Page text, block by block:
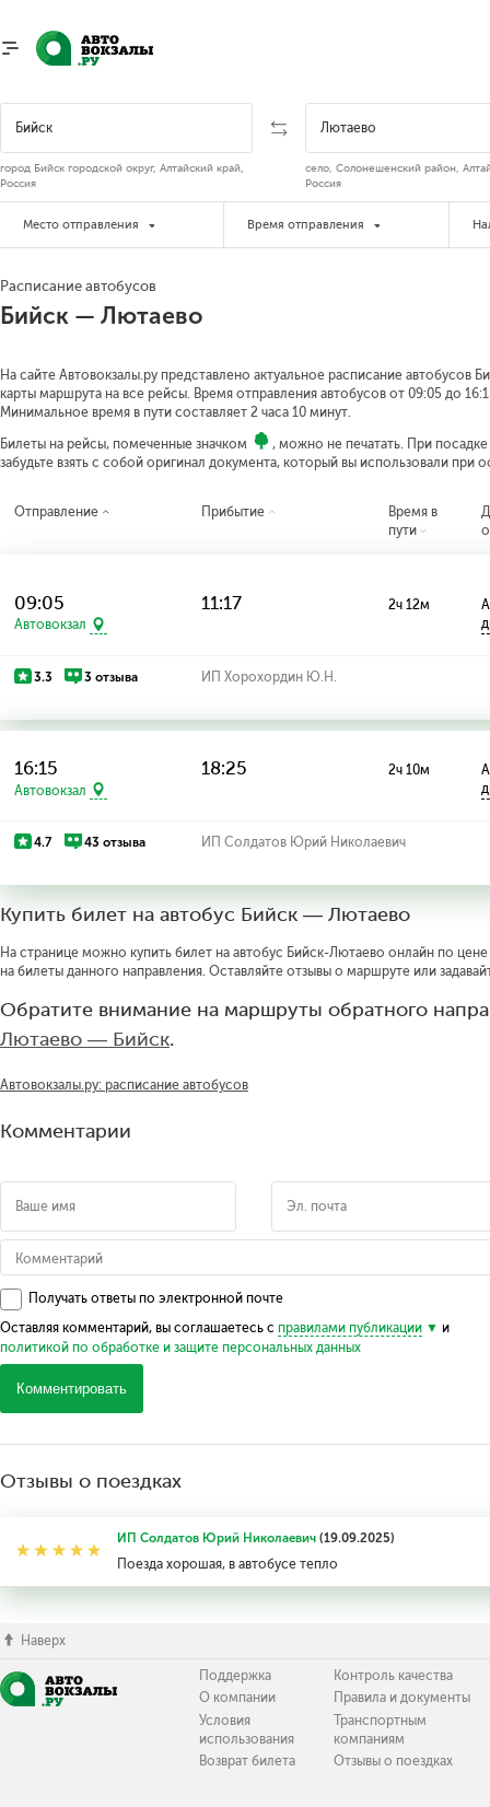
город Бийск городской округ, Алтайский край,
Россия
село, Солонешенский район,
Россия
Место отправления Время отправления
Расписание автобусов
Бийск — Лютаево
На сайте Автовокзалы.ру представлено актуальное расписание автобусов
карты маршрута на все рейсы. Время отправления автобусов от 09:05 до
Минимальное время в пути составляет 2 часа 10 минут.
Билеты на рейсы, помеченные значком
, можно не печатать. При
забудьте взять с собой оригинал документа, который вы использовали при
Отправление Прибытие
Время в
пути
09:05
Автовокзал
11:17 2ч 12м
3.3 3 отзыва ИП Хорохордин Ю.Н.
16:15
Автовокзал
18:25 2ч 10м
4.7 43 отзыва ИП Солдатов Юрий Николаевич
Купить билет на автобус Бийск — Лютаево
На странице можно купить билет на автобус Бийск-Лютаево онлайн по
на билеты данного направления. Оставляйте отзывы о маршруте или
Обратите внимание на маршруты обратного
Лютаево — Бийск.
Автовокзалы.ру: расписание автобусов
Комментарии
Получать ответы по электронной почте
Оставляя комментарий, вы соглашаетесь с правилами публикации
и
политикой по обработке и защите персональных данных
Комментировать
Отзывы о поездках
ИП Солдатов Юрий Николаевич(19.09.2025)
Поезда хорошая, в автобусе тепло
Наверх
Поддержка
О компании
Условия
использования
Возврат билета
Контроль качества
Правила и документы
Транспортным
компаниям
Отзывы о поездках